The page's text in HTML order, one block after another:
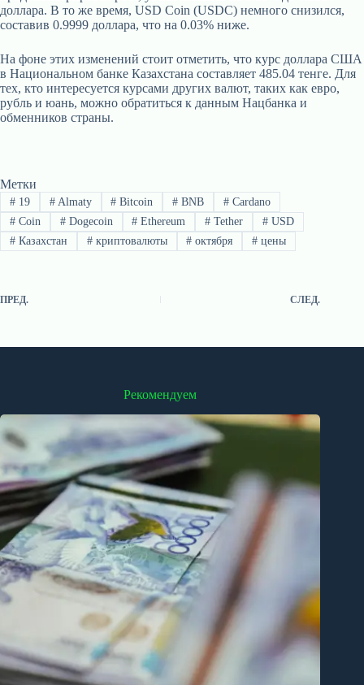
доллара. В то же время, USD Coin (USDC) немного снизился,
составив 0.9999 доллара, что на 0.03% ниже.
На фоне этих изменений стоит отметить, что курс доллара США
в Национальном банке Казахстана составляет 485.04 тенге. Для
тех, кто интересуется курсами других валют, таких как евро,
рубль и юань, можно обратиться к данным Нацбанка и
обменников страны.
Метки
#19 #Almaty # Bitcoin # BNB # Cardano
#Coin #Dogecoin # Ethereum # Tether # USD
#Казахстан #криптовалюты # октября # цены
ПРЕД. СЛЕД.
Рекомендуем